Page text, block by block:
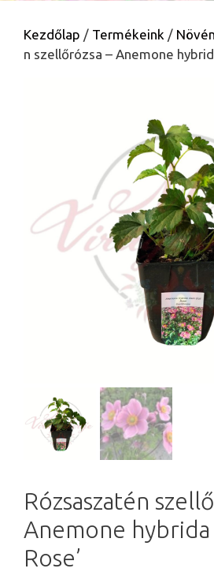
Kezdőlap / Termékeink /
n szellőrózsa – Anemone
Rózsaszatén
Anemone hybrida
Rose’